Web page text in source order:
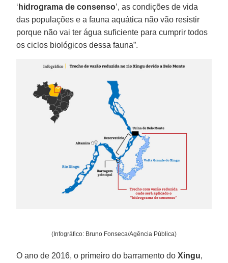
‘ hidrograma de consenso’, as condições de vida
das populações e a fauna aquática não vão resistir
porque não vai ter água suficiente para cumprir todos
os ciclos biológicos dessa fauna”.
(Infográfico: Bruno Fonseca/Agência Pública)
O ano de 2016, o primeiro do barramento doXingu,